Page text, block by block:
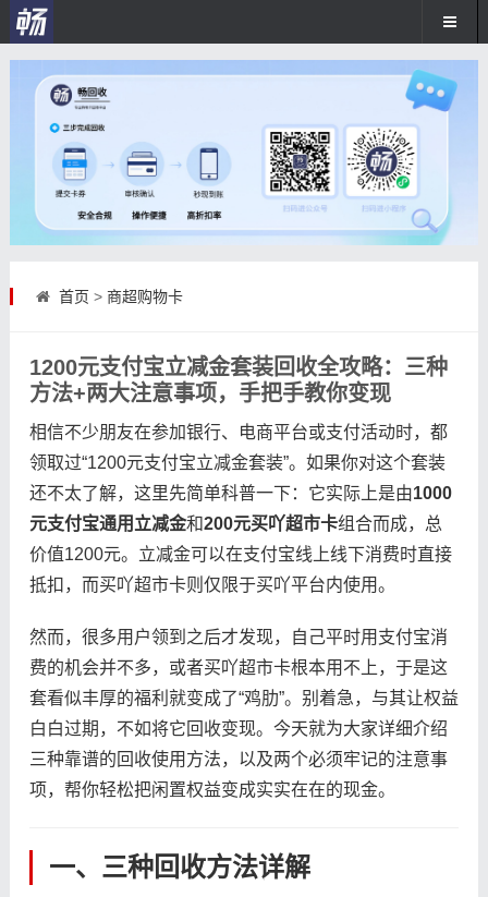
首页 > 商超购物卡
1200元支付宝立减金套装回收全攻略：三种
方法+两大注意事项，手把手教你变现
相信不少朋友在参加银行、电商平台或支付活动时，都
领取过“1200元支付宝立减金套装”。如果你对这个套装
还不太了解，这里先简单科普一下：它实际上是由1000
元支付宝通用立减金和200元买吖超市卡组合而成，总
价值1200元。立减金可以在支付宝线上线下消费时直接
抵扣，而买吖超市卡则仅限于买吖平台内使用。
然而，很多用户领到之后才发现，自己平时用支付宝消
费的机会并不多，或者买吖超市卡根本用不上，于是这
套看似丰厚的福利就变成了“鸡肋”。别着急，与其让权益
白白过期，不如将它回收变现。今天就为大家详细介绍
三种靠谱的回收使用方法，以及两个必须牢记的注意事
项，帮你轻松把闲置权益变成实实在在的现金。
一、三种回收方法详解